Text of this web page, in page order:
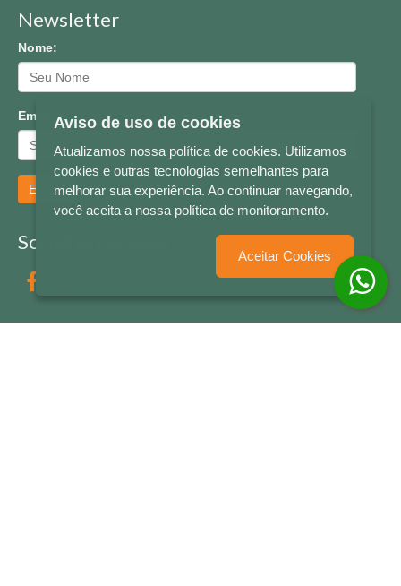
Newsletter
Nome:
Email:
Enviar
Socialize conosco
Aviso de uso de cookies
Atualizamos nossa política de cookies. Utilizamos
cookies e outras tecnologias semelhantes para
melhorar sua experiência. Ao continuar navegando,
você aceita a nossa política de monitoramento.
Aceitar Cookies